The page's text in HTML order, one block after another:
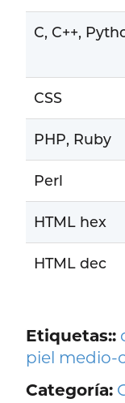
C, C++,
CSS
PHP, Ruby
Perl
HTML hex
HTML dec
Etiquetas::
piel medio-
Categoría: